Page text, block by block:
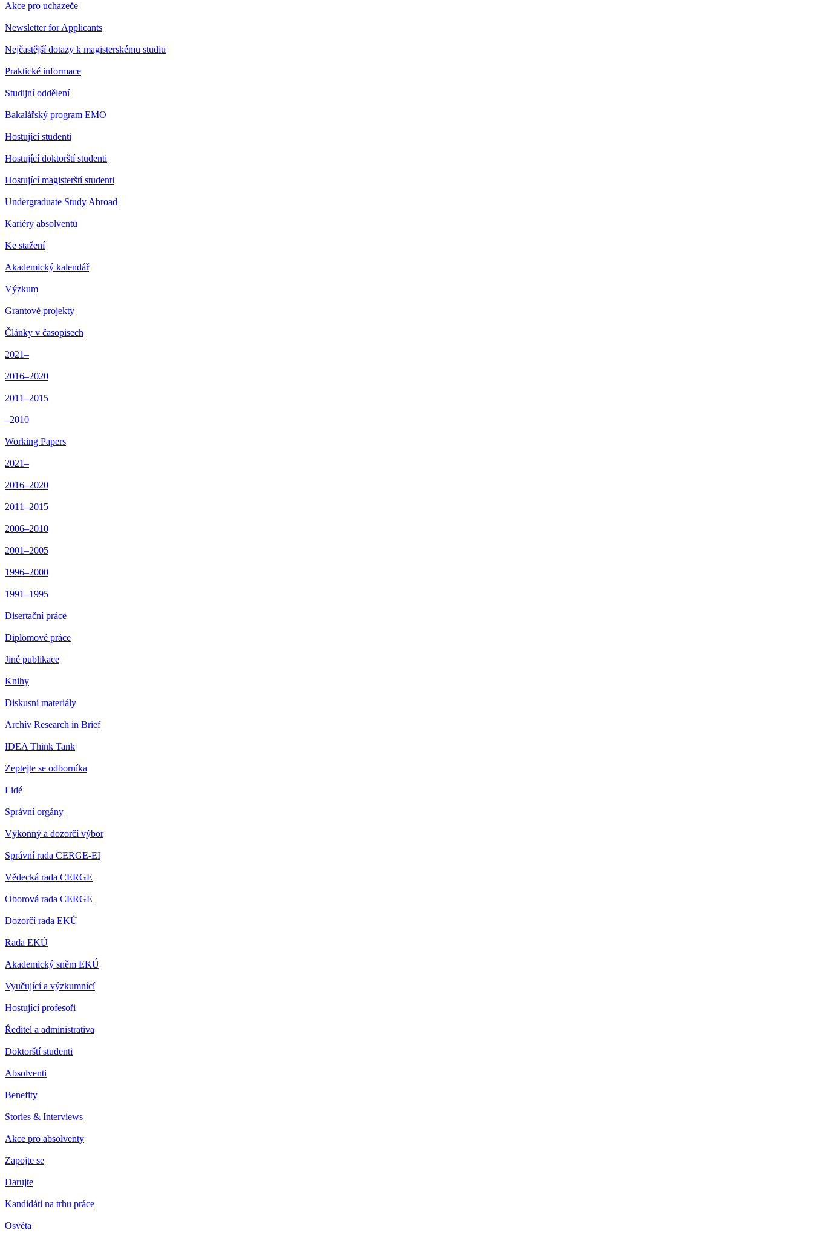
Akce pro uchazeče
Newsletter for Applicants
Nejčastější dotazy k magisterskému studiu
Praktické informace
Studijní oddělení
Bakalářský program EMO
Hostující studenti
Hostující doktorští studenti
Hostující magisterští studenti
Undergraduate Study Abroad
Kariéry absolventů
Ke stažení
Akademický kalendář
Výzkum
Grantové projekty
Články v časopisech
2021–
2016–2020
2011–2015
–2010
Working Papers
2021–
2016–2020
2011–2015
2006–2010
2001–2005
1996–2000
1991–1995
Disertační práce
Diplomové práce
Jiné publikace
Knihy
Diskusní materiály
Archív Research in Brief
IDEA Think Tank
Zeptejte se odborníka
Lidé
Správní orgány
Výkonný a dozorčí výbor
Správní rada CERGE-EI
Vědecká rada CERGE
Oborová rada CERGE
Dozorčí rada EKÚ
Rada EKÚ
Akademický sněm EKÚ
Vyučující a výzkumnící
Hostující profesoři
Ředitel a administrativa
Doktorští studenti
Absolventi
Benefity
Stories & Interviews
Akce pro absolventy
Zapojte se
Darujte
Kandidáti na trhu práce
Osvěta